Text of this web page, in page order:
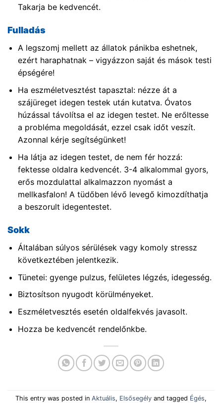
Takarja be kedvencét.
Fulladás
A legszomj mellett az állatok pánikba eshetnek,
ezért haraphatnak – vigyázzon saját és mások testi
épségére!
Ha eszméletvesztést tapasztal: nézze át a
szájüreget idegen testek után kutatva. Óvatos
húzással távolítsa el az idegen testet. Ne erőltesse
a probléma megoldását, ezzel csak időt veszít.
Azonnal kérje segítségünket!
Ha látja az idegen testet, de nem fér hozzá:
fektesse oldalra kedvencét. 3-4 alkalommal gyors,
erős mozdulattal alkalmazzon nyomást a
mellkasfalon! A tüdőben lévő levegő kimozdíthatja
a beszorult idegentestet.
Sokk
Általában súlyos sérülések vagy komoly stressz
következtében jelentkezik.
Tünetei: gyenge pulzus, felületes légzés, idegesség.
Biztosítson nyugodt körülményeket.
Eszméletvesztés esetén oldalfekvés javasolt.
Hozza be kedvencét rendelőnkbe.
This entry was posted in Aktuális, Elsősegély and tagged Égés,